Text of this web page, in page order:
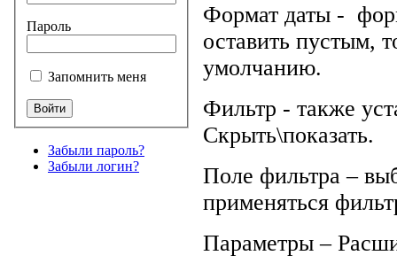
Пароль
Запомнить меня
Забыли пароль?
Забыли логин?
Формат даты -
оставить пустым,
умолчанию.
Фильтр - также
Скрыть\показать.
Поле фильтра –
применяться
Параметры –